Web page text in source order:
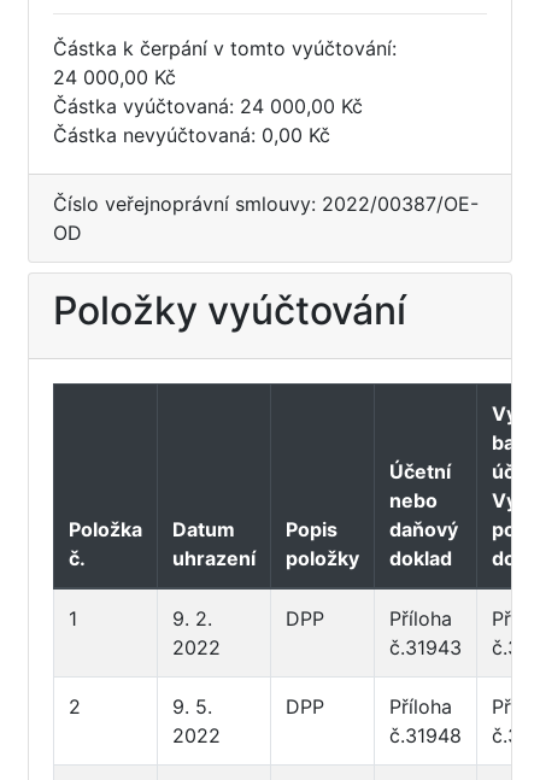
Částka k čerpání v tomto vyúčtování:
24 000,00 Kč
Částka vyúčtovaná: 24 000,00 Kč
Částka nevyúčtovaná: 0,00 Kč
Číslo veřejnoprávní smlouvy: 2022/00387/OE-
OD
Položky vyúčtování
Položka
č.
Datum
uhrazení
Popis
položky
Účetní
nebo
daňový
doklad
účtu
1
9. 2.
2022
DPP
Příloha
č.31943
2
9. 5.
2022
DPP
Příloha
č.31948